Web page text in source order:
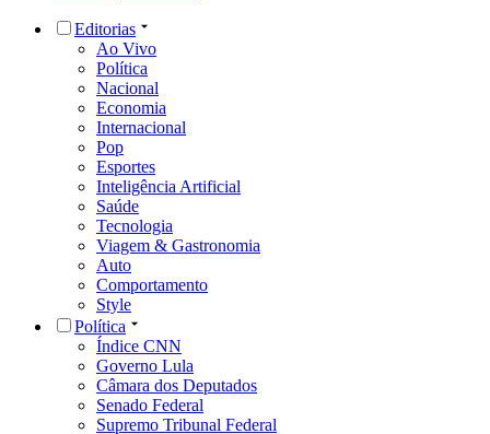
Editorias
Ao Vivo
Política
Nacional
Economia
Internacional
Pop
Esportes
Inteligência Artificial
Saúde
Tecnologia
Viagem & Gastronomia
Auto
Comportamento
Style
Política
Índice CNN
Governo Lula
Câmara dos Deputados
Senado Federal
Supremo Tribunal Federal